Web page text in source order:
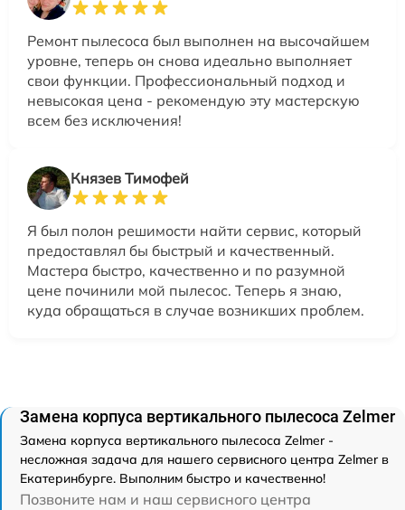
Ремонт пылесоса был выполнен на высочайшем
уровне, теперь он снова идеально выполняет
свои функции. Профессиональный подход и
невысокая цена - рекомендую эту мастерскую
всем без исключения!
Князев Тимофей
Я был полон решимости найти сервис, который
предоставлял бы быстрый и качественный.
Мастера быстро, качественно и по разумной
цене починили мой пылесос. Теперь я знаю,
куда обращаться в случае возникших проблем.
Замена корпуса вертикального пылесоса Zelmer
Замена корпуса вертикального пылесоса Zelmer -
несложная задача для нашего сервисного центра Zelmer в
Екатеринбурге. Выполним быстро и качественно!
Позвоните нам и наш сервисного центра